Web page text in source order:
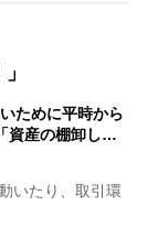
ために平時から
資産の棚卸し…
いたり、取引環